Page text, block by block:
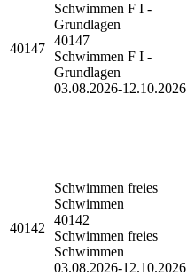
40147
Schwimmen F I -
Grundlagen
40147
Schwimmen F I -
Grundlagen
03.08.2026-12.10.2026
40142
Schwimmen freies
Schwimmen
40142
Schwimmen freies
Schwimmen
03.08.2026-12.10.2026